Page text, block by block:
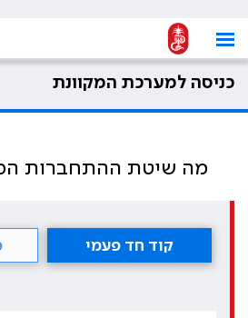
כניסה למערכת המקוונת
מה שיטת ההתחברות
קוד חד פעמי